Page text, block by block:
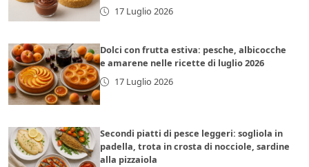
17 Luglio 2026
Dolci con frutta estiva: pesche, albicocche
e amarene nelle ricette di luglio 2026
17 Luglio 2026
Secondi piatti di pesce leggeri: sogliola in
padella, trota in crosta di nocciole, sardine
alla pizzaiola